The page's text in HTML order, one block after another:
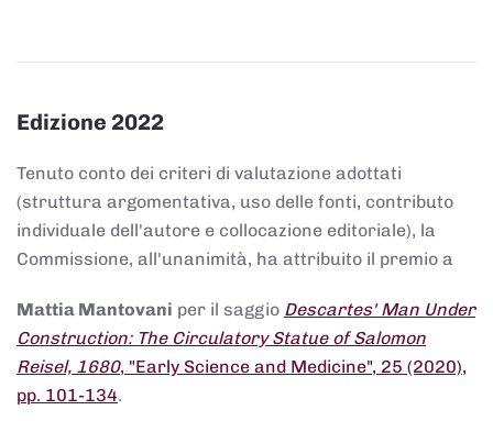
Edizione 2022
Tenuto conto dei criteri di valutazione adottati
(struttura argomentativa, uso delle fonti, contributo
individuale dell'autore e collocazione editoriale), la
Commissione, all'unanimità, ha attribuito il premio a
Mattia Mantovani per il saggio Descartes' Man Under
Construction: The Circulatory Statue of Salomon
Reisel, 1680, "Early Science and Medicine", 25 (2020),
pp. 101-134.